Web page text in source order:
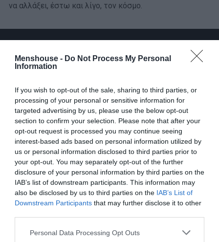
Menshouse - Do Not Process My Personal
Information
If you wish to opt-out of the sale, sharing to third parties, or
processing of your personal or sensitive information for
targeted advertising by us, please use the below opt-out
section to confirm your selection. Please note that after your
opt-out request is processed you may continue seeing
interest-based ads based on personal information utilized by
us or personal information disclosed to third parties prior to
your opt-out. You may separately opt-out of the further
disclosure of your personal information by third parties on the
IAB’s list of downstream participants. This information may
also be disclosed by us to third parties on the IAB’s List of
Downstream Participants that may further disclose it to other
Personal Data Processing Opt Outs
να αλλάξει, έστω και λίγο, τον κόσμο.
Τσέκαρε και τις λαχταριστές δημιουργίες του Πάνου
στο προφίλ του στο Instagram.